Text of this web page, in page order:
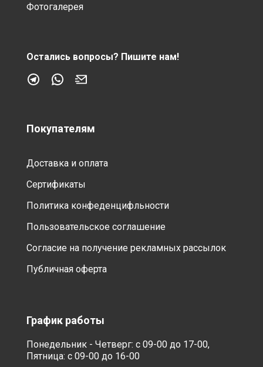
Фотогалерея
Остались вопросы? Пишите нам!
Покупателям
Доставка и оплата
Сертификаты
Политика конфеденцифльности
Пользовательское соглашение
Согласие на получение рекламных рассылок
Публичная оферта
График работы
Понедельник - Четверг: с 09-00 до 17-00,
Пятница: с 09-00 до 16-00